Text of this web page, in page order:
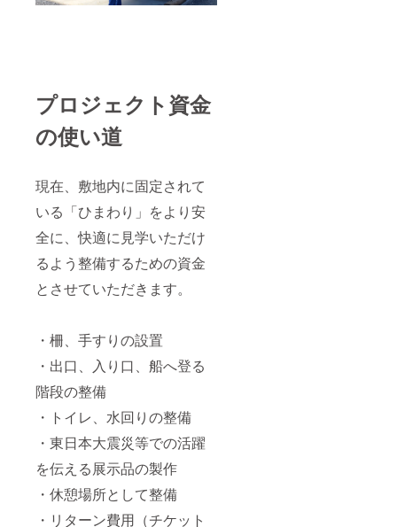
プロジェクト資金
の使い道
現在、敷地内に固定されて
いる「ひまわり」をより安
全に、快適に見学いただけ
るよう整備するための資金
とさせていただきます。
・柵、手すりの設置
・出口、入り口、船へ登る
階段の整備
・トイレ、水回りの整備
・東日本大震災等での活躍
を伝える展示品の製作
・休憩場所として整備
・リターン費用（チケット